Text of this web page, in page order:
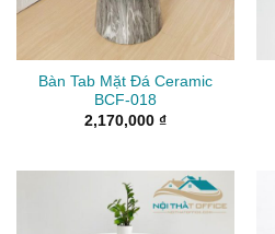
Bàn Tab Mặt Đá Ceramic
BCF-018
2,170,000 ₫